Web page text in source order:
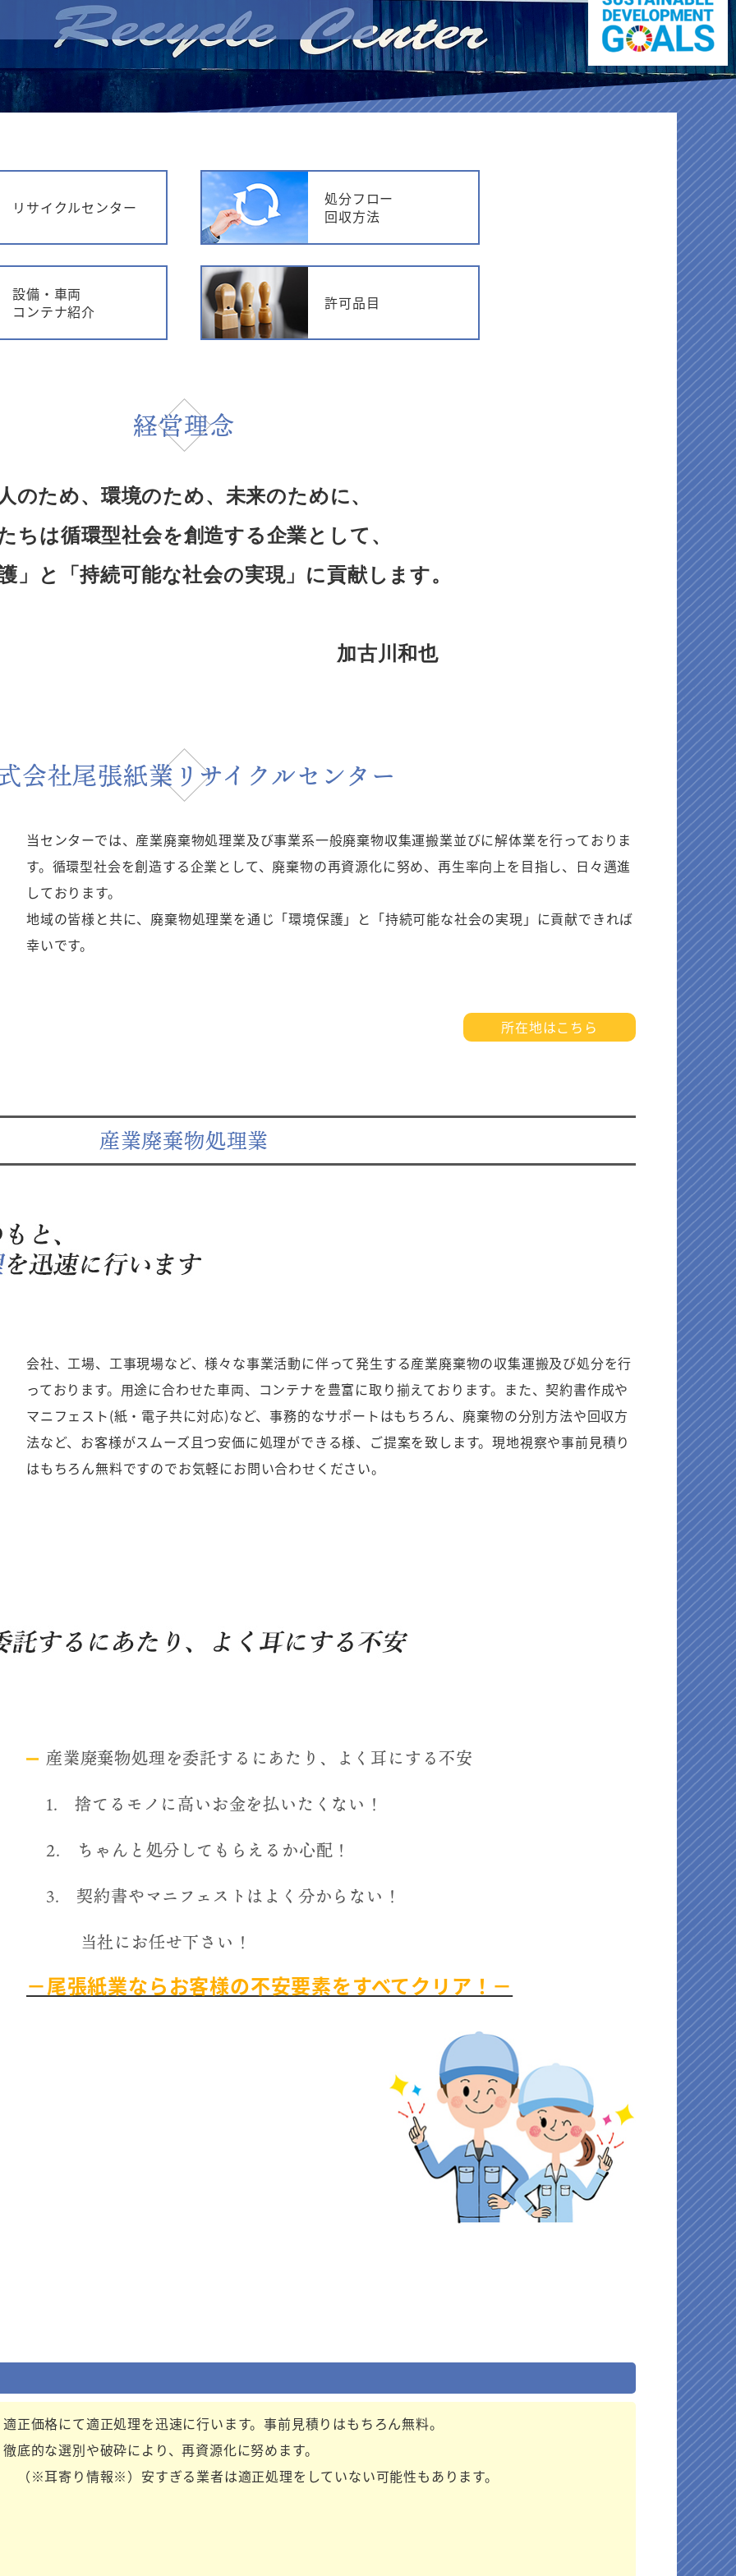
リサイクルセンター
処分フロー
回収方法
設備・車両
コンテナ紹介
許可品目
経営理念
のため、環境のため、未来のために、
ちは循環型社会を創造する企業として、
」と「持続可能な社会の実現」に貢献します。
古川和也
会社尾張紙業リサイクルセンター
当センターでは、産業廃棄物処理業及び事業系一般廃棄物収集運搬業並びに解体業を行っておりま
す。循環型社会を創造する企業として、廃棄物の再資源化に努め、再生率向上を目指し、日々邁進
しております。
地域の皆様と共に、廃棄物処理業を通じ「環境保護」と「持続可能な社会の実現」に貢献できれば
幸いです。
所在地はこちら
産業廃棄物処理業
会社、工場、工事現場など、様々な事業活動に伴って発生する産業廃棄物の収集運搬及び処分を行
っております。用途に合わせた車両、コンテナを豊富に取り揃えております。また、契約書作成や
マニフェスト(紙・電子共に対応)など、事務的なサポートはもちろん、廃棄物の分別方法や回収方
法など、お客様がスムーズ且つ安価に処理ができる様、ご提案を致します。現地視察や事前見積り
はもちろん無料ですのでお気軽にお問い合わせください。
産業廃棄物処理を委託するにあたり、よく耳にする不安
1. 捨てるモノに高いお金を払いたくない！
2. ちゃんと処分してもらえるか心配！
3. 契約書やマニフェストはよく分からない！
当社にお任せ下さい！
－尾張紙業ならお客様の不安要素をすべてクリア！－
適正価格にて適正処理を迅速に行います。事前見積りはもちろん無料。
徹底的な選別や破砕により、再資源化に努めます。
（※耳寄り情報※）安すぎる業者は適正処理をしていない可能性もあります。